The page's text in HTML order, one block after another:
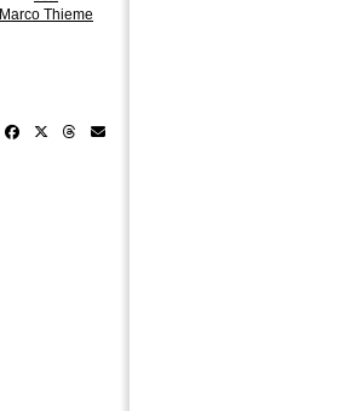
Marco Thieme